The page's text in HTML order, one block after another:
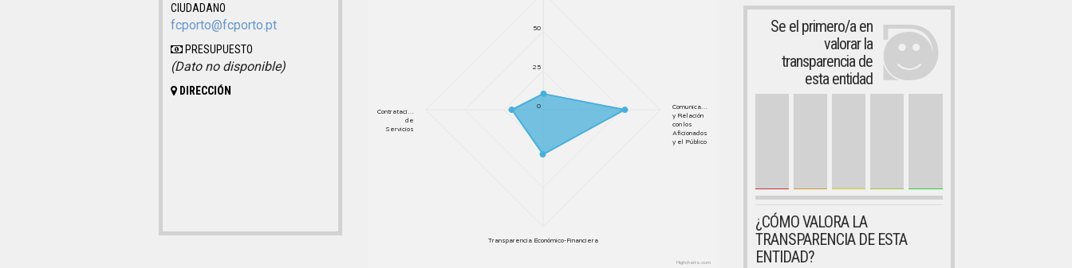
CIUDADANO
fcporto@fcporto.pt
PRESUPUESTO
(Dato no disponible)
DIRECCIÓN
Comunica…
y Relación
con los
Aficionados
y el Público
Transparencia Económico-Financiera
Contrataci…
de
Servicios
0
25
50
Highcharts.com
Se el primero/a en
valorar la
transparencia de
esta entidad
¿CÓMO VALORA LA
TRANSPARENCIA DE ESTA
ENTIDAD?